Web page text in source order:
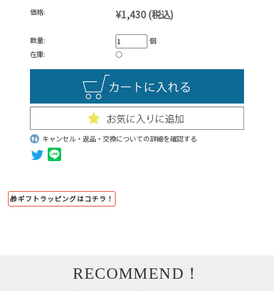
価格: ¥1,430(税込)
数量:
個
在庫:
○
キャンセル・返品・交換についての詳細を確認する
🎁ギフトラッピングはコチラ！
RECOMMEND！